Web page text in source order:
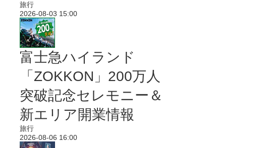
旅行
2026-08-03 15:00
富士急ハイランド
「ZOKKON」200万人
突破記念セレモニー＆
新エリア開業情報
旅行
2026-08-06 16:00